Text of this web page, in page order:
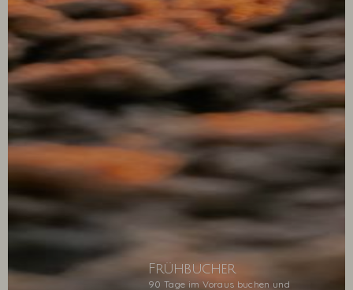
Frühbucher
90 Tage im Voraus buchen und